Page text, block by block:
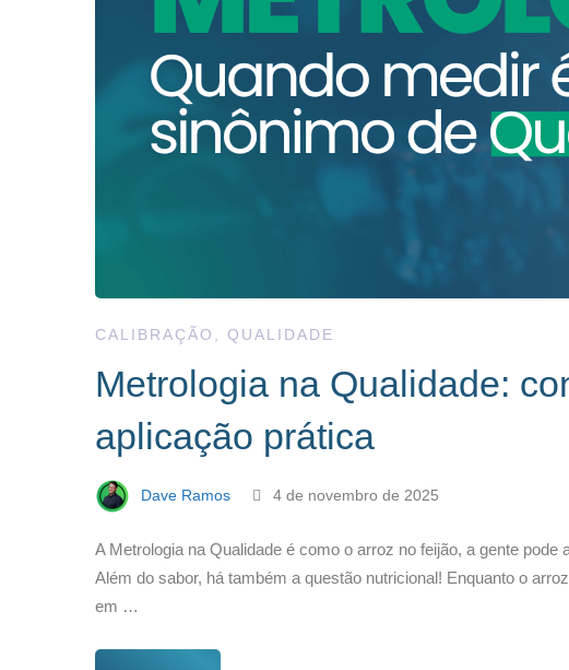
CALIBRAÇÃO QUALIDADE
Metrologia na Qualidade:
aplicação prática
Dave Ramos 4 de novembro de 2025
A Metrologia na Qualidade é como o arroz no feijão, a gente
Além do sabor, há também a questão nutricional! Enquanto o
em …